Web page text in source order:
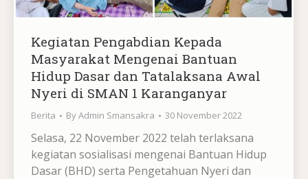
Kegiatan Pengabdian Kepada
Masyarakat Mengenai Bantuan
Hidup Dasar dan Tatalaksana Awal
Nyeri di SMAN 1 Karanganyar
Berita ByAdmin Smansakra 30 November 2022
Selasa, 22 November 2022 telah terlaksana
kegiatan sosialisasi mengenai Bantuan Hidup
Dasar (BHD) serta Pengetahuan Nyeri dan